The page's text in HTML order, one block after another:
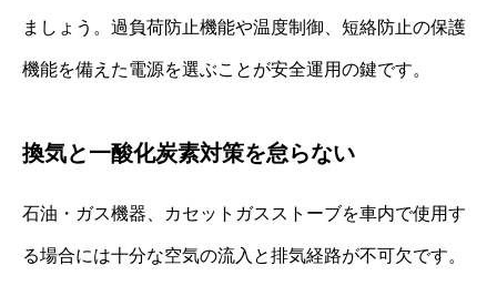
ましょう。過負荷防止機能や温度制御、短絡防止の保護
機能を備えた電源を選ぶことが安全運用の鍵です。
換気と一酸化炭素対策を怠らない
石油・ガス機器、カセットガスストーブを車内で使用す
る場合には十分な空気の流入と排気経路が不可欠です。